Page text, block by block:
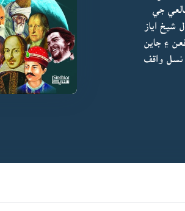
جي
شيخ اياز
۽ جاين
نسل واقف